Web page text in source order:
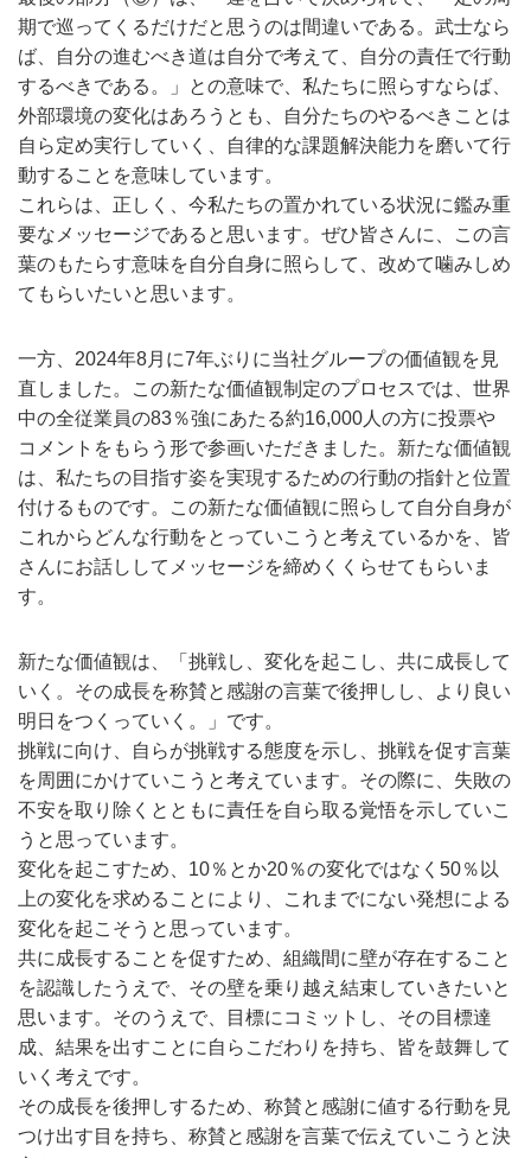
期で巡ってくるだけだと思うのは間違いである。武士なら
ば、自分の進むべき道は自分で考えて、自分の責任で行動
するべきである。」との意味で、私たちに照らすならば、
外部環境の変化はあろうとも、自分たちのやるべきことは
自ら定め実行していく、自律的な課題解決能力を磨いて行
動することを意味しています。
これらは、正しく、今私たちの置かれている状況に鑑み重
要なメッセージであると思います。ぜひ皆さんに、この言
葉のもたらす意味を自分自身に照らして、改めて噛みしめ
てもらいたいと思います。
一方、2024年8月に7年ぶりに当社グループの価値観を見
直しました。この新たな価値観制定のプロセスでは、世界
中の全従業員の83％強にあたる約16,000人の方に投票や
コメントをもらう形で参画いただきました。新たな価値観
は、私たちの目指す姿を実現するための行動の指針と位置
付けるものです。この新たな価値観に照らして自分自身が
これからどんな行動をとっていこうと考えているかを、皆
さんにお話ししてメッセージを締めくくらせてもらいま
す。
新たな価値観は、「挑戦し、変化を起こし、共に成長して
いく。その成長を称賛と感謝の言葉で後押しし、より良い
明日をつくっていく。」です。
挑戦に向け、自らが挑戦する態度を示し、挑戦を促す言葉
を周囲にかけていこうと考えています。その際に、失敗の
不安を取り除くとともに責任を自ら取る覚悟を示していこ
うと思っています。
変化を起こすため、10％とか20％の変化ではなく50％以
上の変化を求めることにより、これまでにない発想による
変化を起こそうと思っています。
共に成長することを促すため、組織間に壁が存在すること
を認識したうえで、その壁を乗り越え結束していきたいと
思います。そのうえで、目標にコミットし、その目標達
成、結果を出すことに自らこだわりを持ち、皆を鼓舞して
いく考えです。
その成長を後押しするため、称賛と感謝に値する行動を見
つけ出す目を持ち、称賛と感謝を言葉で伝えていこうと決